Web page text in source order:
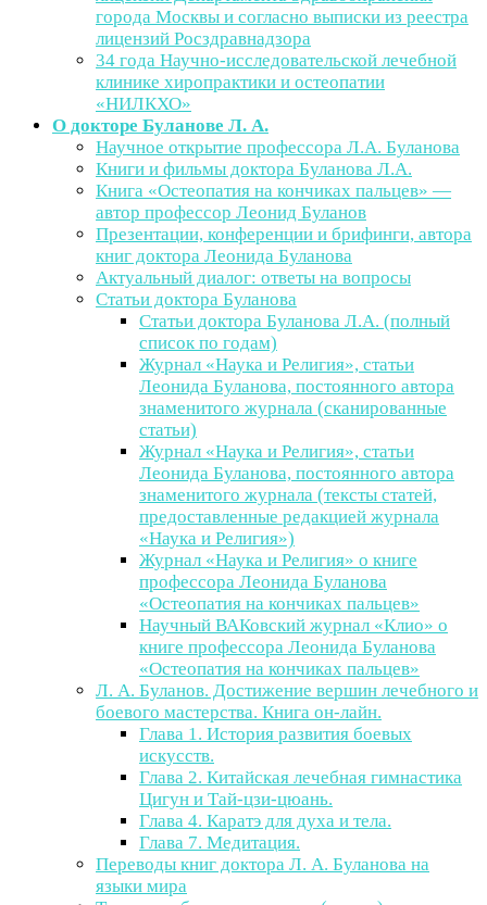
города Москвы и согласно выписки из реестра
лицензий Росздравнадзора
34 года Научно-исследовательской лечебной
клинике хиропрактики и остеопатии
«НИЛКХО»
О докторе Буланове Л. А.
Научное открытие профессора Л.А. Буланова
Книги и фильмы доктора Буланова Л.А.
Книга «Остеопатия на кончиках пальцев» —
автор профессор Леонид Буланов
Презентации, конференции и брифинги, автора
книг доктора Леонида Буланова
Актуальный диалог: ответы на вопросы
Статьи доктора Буланова
Статьи доктора Буланова Л.А. (полный
список по годам)
Журнал «Наука и Религия», статьи
Леонида Буланова, постоянного автора
знаменитого журнала (сканированные
статьи)
Журнал «Наука и Религия», статьи
Леонида Буланова, постоянного автора
знаменитого журнала (тексты статей,
предоставленные редакцией журнала
«Наука и Религия»)
Журнал «Наука и Религия» о книге
профессора Леонида Буланова
«Остеопатия на кончиках пальцев»
Научный ВАКовский журнал «Клио» о
книге профессора Леонида Буланова
«Остеопатия на кончиках пальцев»
Л. А. Буланов. Достижение вершин лечебного и
боевого мастерства. Книга он-лайн.
Глава 1. История развития боевых
искусств.
Глава 2. Китайская лечебная гимнастика
Цигун и Тай-цзи-цюань.
Глава 4. Каратэ для духа и тела.
Глава 7. Медитация.
Переводы книг доктора Л. А. Буланова на
языки мира